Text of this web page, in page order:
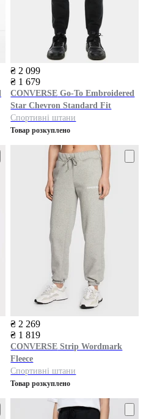
₴ 2 099
₴ 1 679
CONVERSE Go-To Embroidered
Star Chevron Standard Fit
Спортивні штани
Товар розкуплено
₴ 2 269
₴ 1 819
CONVERSE Strip Wordmark
Fleece
Спортивні штани
Товар розкуплено